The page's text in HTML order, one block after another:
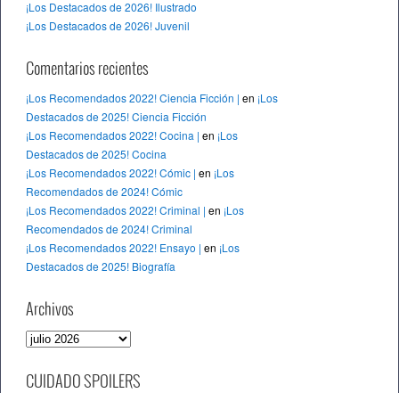
¡Los Destacados de 2026! Ilustrado
¡Los Destacados de 2026! Juvenil
Comentarios recientes
¡Los Recomendados 2022! Ciencia Ficción | en ¡Los
Destacados de 2025! Ciencia Ficción
¡Los Recomendados 2022! Cocina | en ¡Los
Destacados de 2025! Cocina
¡Los Recomendados 2022! Cómic | en ¡Los
Recomendados de 2024! Cómic
¡Los Recomendados 2022! Criminal | en ¡Los
Recomendados de 2024! Criminal
¡Los Recomendados 2022! Ensayo | en ¡Los
Destacados de 2025! Biografía
Archivos
A
c
CUIDADO SPOILERS